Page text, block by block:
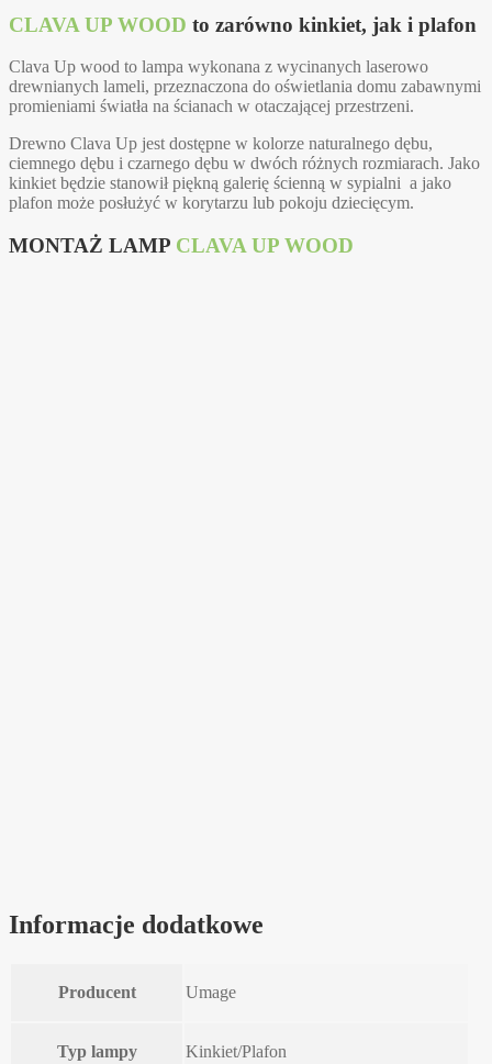
CLAVA UP WOOD to zarówno kinkiet, jak i plafon
Clava Up wood to lampa wykonana z wycinanych laserowo
drewnianych lameli, przeznaczona do oświetlania domu zabawnymi
promieniami światła na ścianach w otaczającej przestrzeni.
Drewno Clava Up jest dostępne w kolorze naturalnego dębu,
ciemnego dębu i czarnego dębu w dwóch różnych rozmiarach. Jako
kinkiet będzie stanowił piękną galerię ścienną w sypialni a jako
plafon może posłużyć w korytarzu lub pokoju dziecięcym.
MONTAŻ LAMP CLAVA UP WOOD
Informacje dodatkowe
Producent Umage
Typ lampy Kinkiet/Plafon